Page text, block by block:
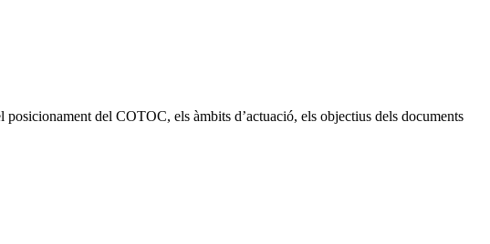
del COTOC, els àmbits d’actuació, els objectius dels documents